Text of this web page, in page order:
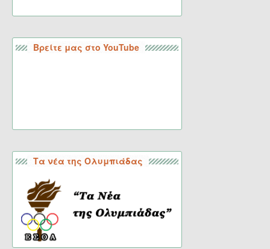
Βρείτε μας στο YouTube
Τα νέα της Ολυμπιάδας